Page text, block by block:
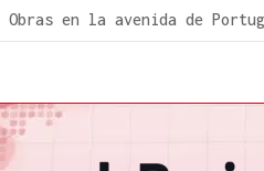
Obras en la avenida de